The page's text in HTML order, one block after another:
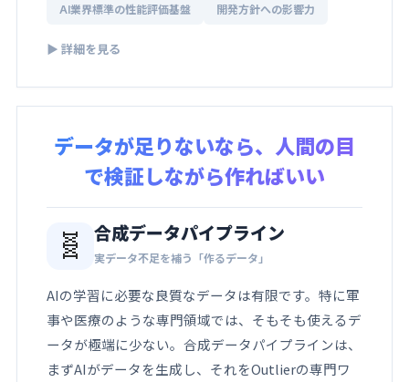
AI業界標準の性能評価基盤 開発方針への影響力
▶ 詳細を見る
データが足りないなら、人間の目
で検証しながら作ればいい
🧬 合成データパイプライン
実データ不足を補う「作るデータ」
AIの学習に必要な良質なデータは有限です。特に軍
事や医療のような専門領域では、そもそも使えるデ
ータが極端に少ない。合成データパイプラインは、
まずAIがデータを生成し、それをOutlierの専門ワ